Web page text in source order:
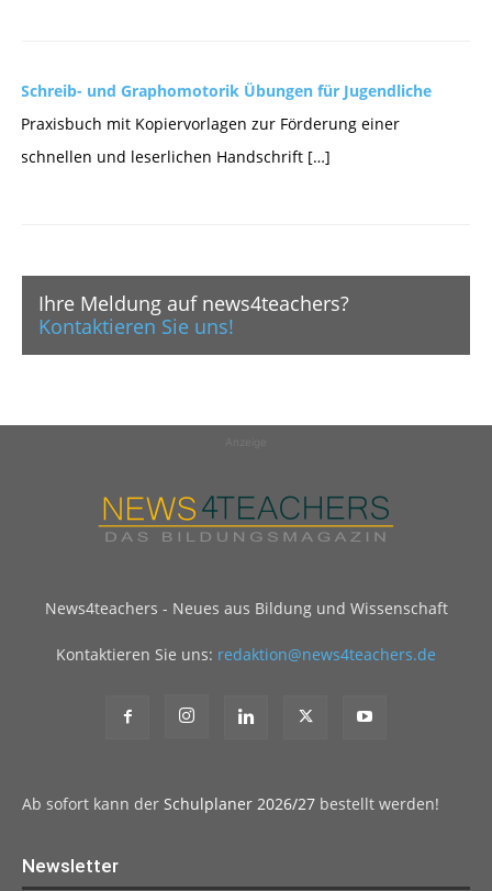
Schreib- und Graphomotorik Übungen für Jugendliche
Praxisbuch mit Kopiervorlagen zur Förderung einer
schnellen und leserlichen Handschrift […]
Ihre Meldung auf news4teachers?
Kontaktieren Sie uns!
News4teachers - Neues aus Bildung und Wissenschaft
Kontaktieren Sie uns: redaktion@news4teachers.de
Ab sofort kann der Schulplaner 2026/27 bestellt werden!
Newsletter